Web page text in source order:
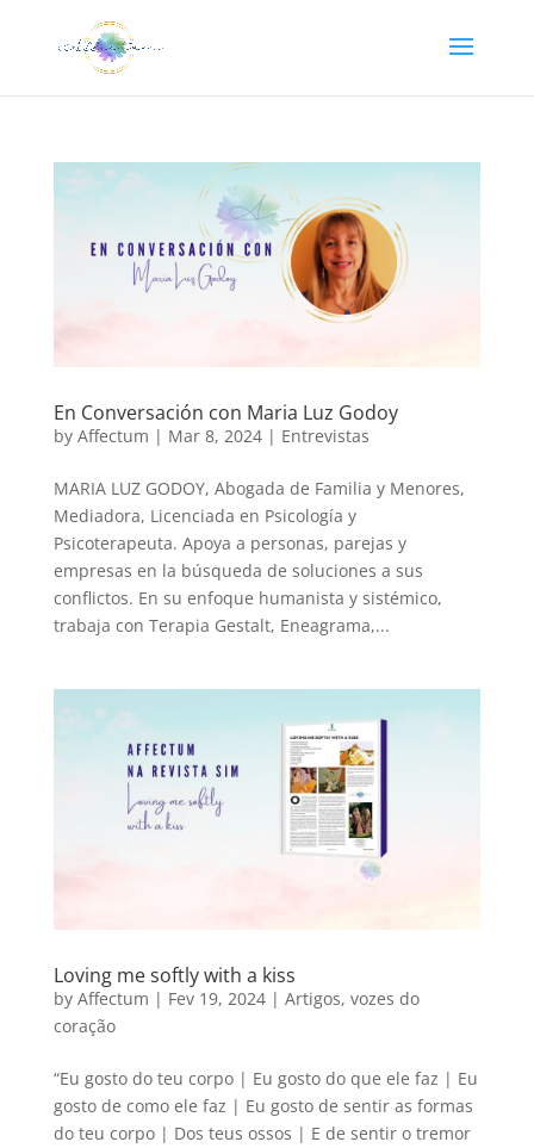
En Conversación con Maria Luz Godoy
by Affectum | Mar 8, 2024| Entrevistas
MARIA LUZ GODOY, Abogada de Familia y Menores,
Mediadora, Licenciada en Psicología y
Psicoterapeuta. Apoya a personas, parejas y
empresas en la búsqueda de soluciones a sus
conflictos. En su enfoque humanista y sistémico,
trabaja con Terapia Gestalt, Eneagrama,...
Loving me softly with a kiss
by Affectum | Fev 19, 2024| Artigos, vozes do
coração
“Eu gosto do teu corpo | Eu gosto do que ele faz | Eu
gosto de como ele faz | Eu gosto de sentir as formas
do teu corpo | Dos teus ossos | E de sentir o tremor